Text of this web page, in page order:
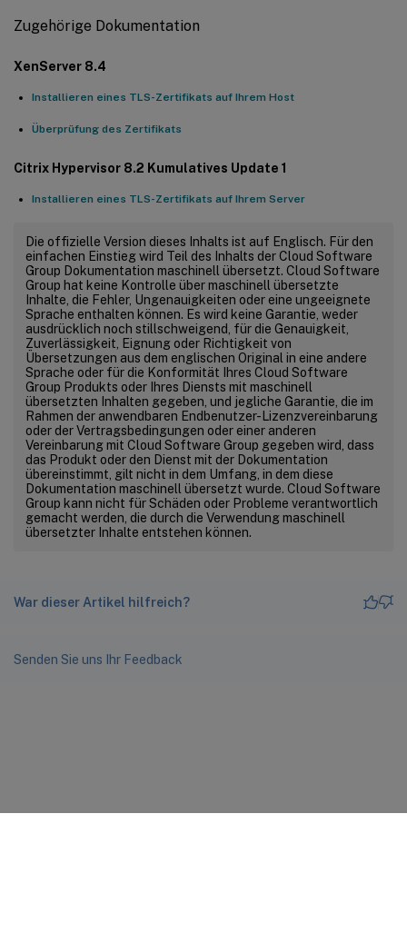
Zugehörige Dokumentation
XenServer 8.4
Installieren eines TLS-Zertifikats auf Ihrem Host
Überprüfung des Zertifikats
Citrix Hypervisor 8.2 Kumulatives Update 1
Installieren eines TLS-Zertifikats auf Ihrem Server
Die offizielle Version dieses Inhalts ist auf Englisch. Für den
einfachen Einstieg wird Teil des Inhalts der Cloud Software
Group Dokumentation maschinell übersetzt. Cloud Software
Group hat keine Kontrolle über maschinell übersetzte
Inhalte, die Fehler, Ungenauigkeiten oder eine ungeeignete
Sprache enthalten können. Es wird keine Garantie, weder
ausdrücklich noch stillschweigend, für die Genauigkeit,
Zuverlässigkeit, Eignung oder Richtigkeit von
Übersetzungen aus dem englischen Original in eine andere
Sprache oder für die Konformität Ihres Cloud Software
Group Produkts oder Ihres Diensts mit maschinell
übersetzten Inhalten gegeben, und jegliche Garantie, die im
Rahmen der anwendbaren Endbenutzer-Lizenzvereinbarung
oder der Vertragsbedingungen oder einer anderen
Vereinbarung mit Cloud Software Group gegeben wird, dass
das Produkt oder den Dienst mit der Dokumentation
übereinstimmt, gilt nicht in dem Umfang, in dem diese
Dokumentation maschinell übersetzt wurde. Cloud Software
Group kann nicht für Schäden oder Probleme verantwortlich
gemacht werden, die durch die Verwendung maschinell
übersetzter Inhalte entstehen können.
War dieser Artikel hilfreich?
Senden Sie uns Ihr Feedback